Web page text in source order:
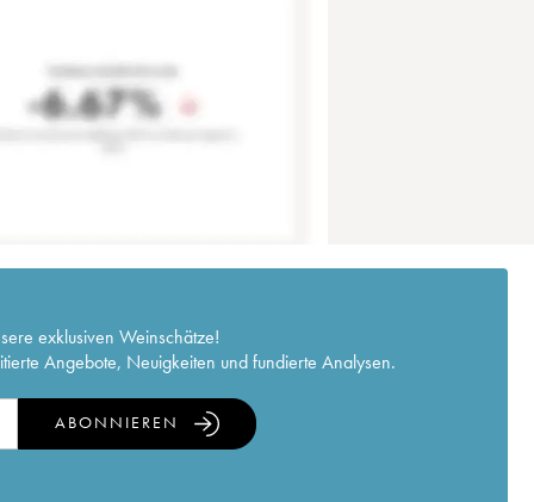
exklusiven Weinschätze!
Angebote, Neuigkeiten und fundierte Analysen.
ABONNIEREN